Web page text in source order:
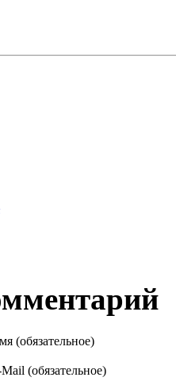
(обязательное)
(обязательное)